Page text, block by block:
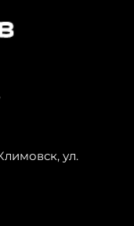
ул.